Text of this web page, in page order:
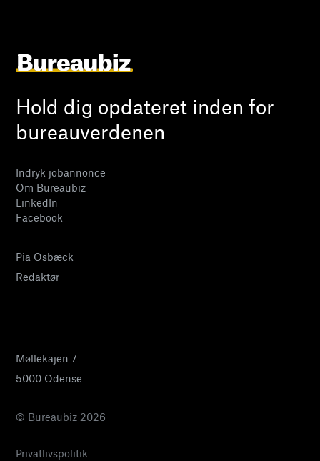
Hold dig opdateret inden for
bureauverdenen
Indryk jobannonce
Om Bureaubiz
LinkedIn
Facebook
Pia Osbæck
Redaktør
Møllekajen 7
5000 Odense
© Bureaubiz 2026
Privatlivspolitik